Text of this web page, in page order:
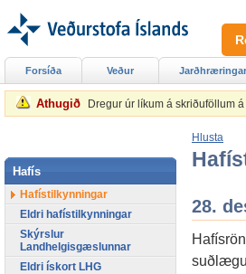
Athugið Dregur úr líkum á skriðuföllum
Hlusta
28.
Forsíða Veður Jarðhræringar
Hafís
Hafístilkynningar
Eldri hafístilkynningar
Skýrslur
Landhelgisgæslunnar
Eldri ískort LHG